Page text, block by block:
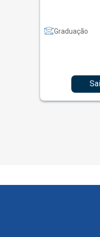
Graduação